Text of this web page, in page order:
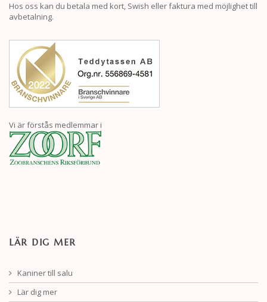
Hos oss kan du betala med kort, Swish eller faktura med möjlighet till
avbetalning.
Vi är förstås medlemmar i
LÄR DIG MER
Kaniner till salu
Lär dig mer